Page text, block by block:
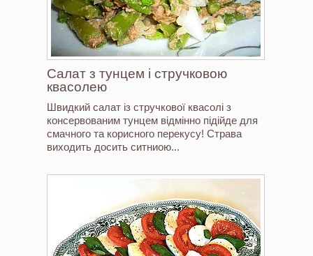
Салат з тунцем і стручковою
квасолею
Швидкий салат із стручкової квасолі з
консервованим тунцем відмінно підійде для
смачного та корисного перекусу! Страва
виходить досить ситниою...